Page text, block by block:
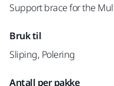
Support brace for the
Bruk til
Sliping, Polering
Antall per pakke